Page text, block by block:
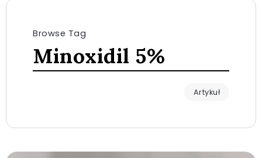
Browse Tag
Minoxidil 5%
Artykuł